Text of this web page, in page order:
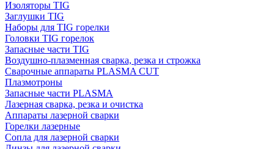
Изоляторы TIG
Заглушки TIG
Наборы для TIG горелки
Головки TIG горелок
Запасные части TIG
Воздушно-плазменная сварка, резка и строжка
Сварочные аппараты PLASMA CUT
Плазмотроны
Запасные части PLASMA
Лазерная сварка, резка и очистка
Аппараты лазерной сварки
Горелки лазерные
Сопла для лазерной сварки